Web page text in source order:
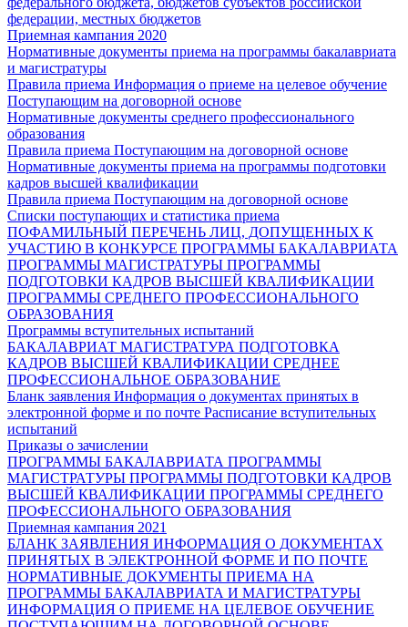
федерации, местных бюджетов
Приемная кампания 2020
Нормативные документы приема на программы бакалавриата
и магистратуры
Правила приема Информация о приеме на целевое обучение
Поступающим на договорной основе
Нормативные документы среднего профессионального
образования
Правила приема Поступающим на договорной основе
Нормативные документы приема на программы подготовки
кадров высшей квалификации
Правила приема Поступающим на договорной основе
Списки поступающих и статистика приема
ПОФАМИЛЬНЫЙ ПЕРЕЧЕНЬ ЛИЦ, ДОПУЩЕННЫХ К
УЧАСТИЮ В КОНКУРСЕ ПРОГРАММЫ БАКАЛАВРИАТА
ПРОГРАММЫ МАГИСТРАТУРЫ ПРОГРАММЫ
ПОДГОТОВКИ КАДРОВ ВЫСШЕЙ КВАЛИФИКАЦИИ
ПРОГРАММЫ СРЕДНЕГО ПРОФЕССИОНАЛЬНОГО
ОБРАЗОВАНИЯ
Программы вступительных испытаний
БАКАЛАВРИАТ МАГИСТРАТУРА ПОДГОТОВКА
КАДРОВ ВЫСШЕЙ КВАЛИФИКАЦИИ СРЕДНЕЕ
ПРОФЕССИОНАЛЬНОЕ ОБРАЗОВАНИЕ
Бланк заявления Информация о документах принятых в
электронной форме и по почте Расписание вступительных
испытаний
Приказы о зачислении
ПРОГРАММЫ БАКАЛАВРИАТА ПРОГРАММЫ
МАГИСТРАТУРЫ ПРОГРАММЫ ПОДГОТОВКИ КАДРОВ
ВЫСШЕЙ КВАЛИФИКАЦИИ ПРОГРАММЫ СРЕДНЕГО
ПРОФЕССИОНАЛЬНОГО ОБРАЗОВАНИЯ
Приемная кампания 2021
БЛАНК ЗАЯВЛЕНИЯ ИНФОРМАЦИЯ О ДОКУМЕНТАХ
ПРИНЯТЫХ В ЭЛЕКТРОННОЙ ФОРМЕ И ПО ПОЧТЕ
НОРМАТИВНЫЕ ДОКУМЕНТЫ ПРИЕМА НА
ПРОГРАММЫ БАКАЛАВРИАТА И МАГИСТРАТУРЫ
ИНФОРМАЦИЯ О ПРИЕМЕ НА ЦЕЛЕВОЕ ОБУЧЕНИЕ